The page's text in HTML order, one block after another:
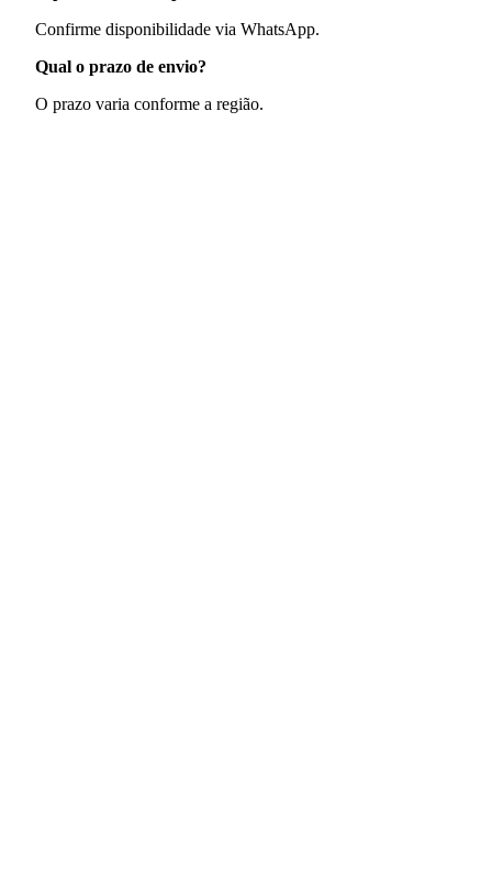
Confirme disponibilidade via WhatsApp.
Qual o prazo de envio?
O prazo varia conforme a região.